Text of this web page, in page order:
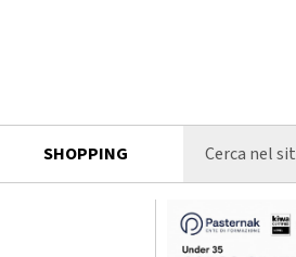
SHOPPING